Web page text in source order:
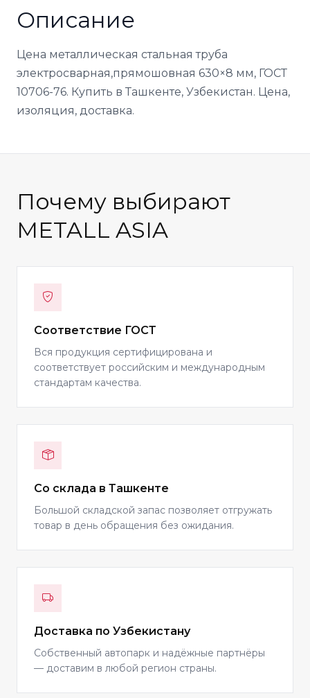
Описание
Цена металлическая стальная труба
электросварная,прямошовная 630×8 мм, ГОСТ
10706-76. Купить в Ташкенте, Узбекистан. Цена,
изоляция, доставка.
Почему выбирают
METALL ASIA
Соответствие ГОСТ
Вся продукция сертифицирована и
соответствует российским и международным
стандартам качества.
Со склада в Ташкенте
Большой складской запас позволяет отгружать
товар в день обращения без ожидания.
Доставка по Узбекистану
Собственный автопарк и надёжные партнёры
— доставим в любой регион страны.